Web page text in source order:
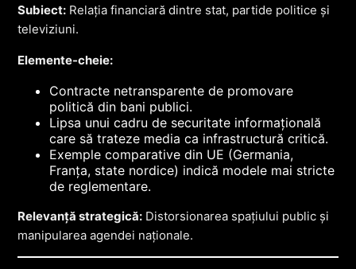
Subiect: Relația financiară dintre stat, partide politice și
televiziuni.
Elemente-cheie:
Contracte netransparente de promovare
politică din bani publici.
Lipsa unui cadru de securitate informațională
care să trateze media ca infrastructură critică.
Exemple comparative din UE (Germania,
Franța, state nordice) indică modele mai stricte
de reglementare.
Relevanță strategică: Distorsionarea spațiului public și
manipularea agendei naționale.